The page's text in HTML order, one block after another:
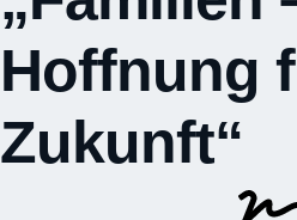
Hoffnung
Zukunft“